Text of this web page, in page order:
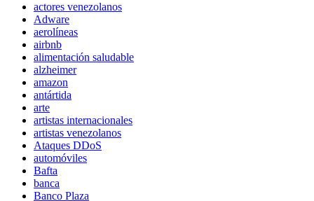
actores venezolanos
Adware
aerolíneas
airbnb
alimentación saludable
alzheimer
amazon
antártida
arte
artistas internacionales
artistas venezolanos
Ataques DDoS
automóviles
Bafta
banca
Banco Plaza